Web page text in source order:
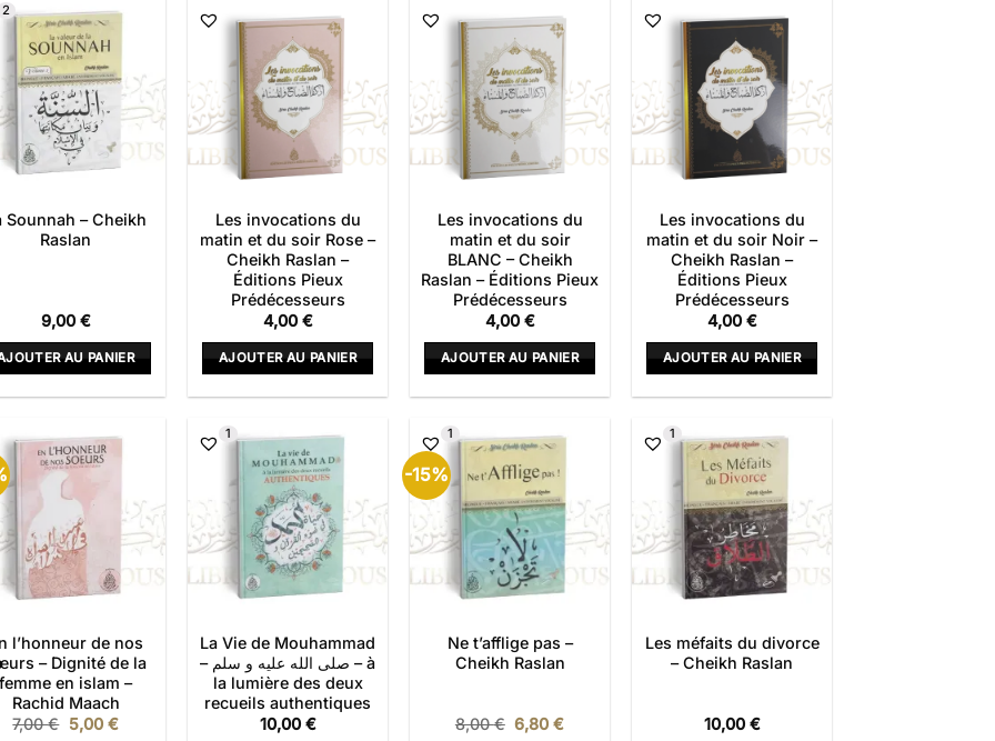
2
Sounnah – Cheikh
Raslan
9,00 €
AU PANIER
Les invocations du
matin et du soir Rose –
Cheikh Raslan –
Éditions Pieux
Prédécesseurs
4,00 €
AJOUTER AU PANIER
Les invocations du
matin et du soir
BLANC – Cheikh
Raslan – Éditions Pieux
Prédécesseurs
4,00 €
AJOUTER AU PANIER
Les invocations du
matin et du soir Noir –
Cheikh Raslan –
Éditions Pieux
Prédécesseurs
4,00 €
AJOUTER AU PANIER
l’honneur de nos
– Dignité de la
femme en islam –
Rachid Maach
7,00€ Le
5,00 €Le
1
La Vie de Mouhammad
– صلى الله عليه و سلم – à
la lumière des deux
recueils authentiques
10,00 €
1
-15%
Ne t’afflige pas –
Cheikh Raslan
8,00€ Le
6,80€Le
1
Les méfaits du divorce
– Cheikh Raslan
10,00 €